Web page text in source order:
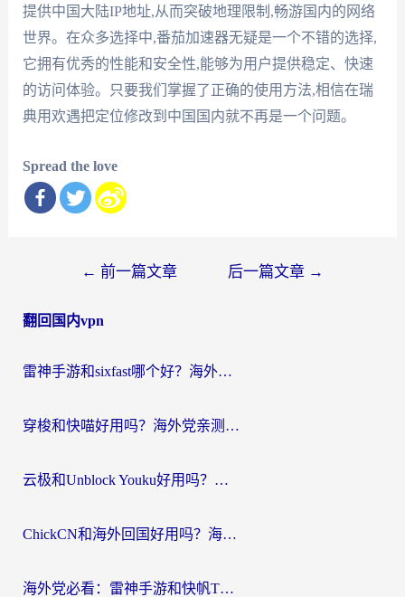
提供中国大陆IP地址,从而突破地理限制,畅游国内的网络
世界。在众多选择中,番茄加速器无疑是一个不错的选择,
它拥有优秀的性能和安全性,能够为用户提供稳定、快速
的访问体验。只要我们掌握了正确的使用方法,相信在瑞
典用欢遇把定位修改到中国国内就不再是一个问题。
Spread the love
导
← 前一篇文章 后一篇文章 →
翻回国内vpn
雷神手游和sixfast哪个好？海外党亲测3款回国加速器，教你选对不踩坑
穿梭和快喵好用吗？海外党亲测：小众加速器对比+番茄加速器深度体验
云极和Unblock Youku好用吗？海外党亲测+2026回国加速器避坑指南
ChickCN和海外回国好用吗？海外党2026亲测：从手游到影音，选对加速器的3个关键
海外党必看：雷神手游和快帆TV版好用吗？3步选对回国加速器不踩坑